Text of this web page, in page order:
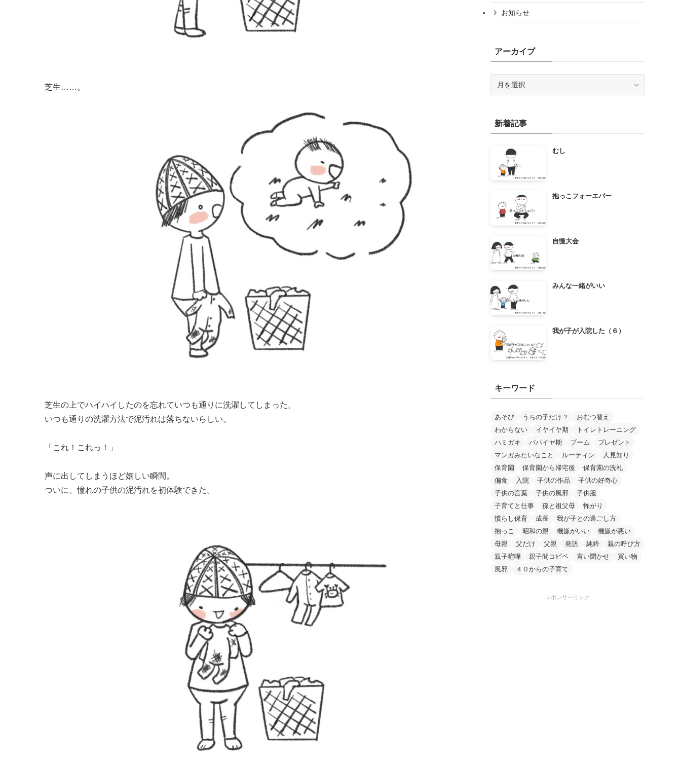
芝生……。
芝生の上でハイハイしたのを忘れていつも通りに洗濯してしまった。
いつも通りの洗濯方法で泥汚れは落ちないらしい。
「これ！これっ！」
声に出してしまうほど嬉しい瞬間。
ついに、憧れの子供の泥汚れを初体験できた。
お知らせ
アーカイブ
ブ新着記事
むし
抱っこフォーエバー
自慢大会
みんな一緒がいい
我が子が入院した（６）
キーワード
あそび うちの子だけ？
おむつ替え
わからない
イヤイヤ期
トイレトレーニング
ハミガキ
パパイヤ期 ブーム
プレゼント
マンガみたいなこと
ルーティン
人見知り
保育園
保育園から帰宅後
保育園の洗礼
偏食
入院 子供の作品
子供の好奇心
子供の言葉
子供の風邪
子供服
子育てと仕事
孫と祖父母
怖がり
慣らし保育
成長
我が子との過ごし方
抱っこ
昭和の親 機嫌がいい
機嫌が悪い
母親
父だけ 父親 発語 純粋
親の呼び方
親子喧嘩
親子間コピペ 言い聞かせ
買い物
風邪
４０からの子育て
スポンサーリンク